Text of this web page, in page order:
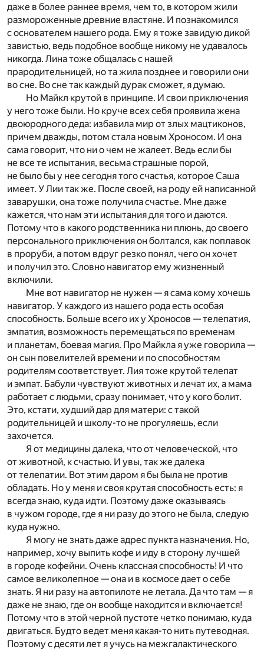
даже в более раннее время, чем то, в котором жили
размороженные древние властяне. И познакомился
с основателем нашего рода. Ему я тоже завидую дикой
завистью, ведь подобное вообще никому не удавалось
никогда. Лина тоже общалась с нашей
прародительницей, но та жила позднее и говорили они
во сне. Во сне так каждый дурак сможет, я думаю.
Но Майкл крутой в принципе. И свои приключения
у него тоже были. Но круче всех себя проявила жена
двоюродного деда: избавила мир от злых мацтиконов,
причем дважды, потом стала новым Хроносом. И она
сама говорит, что ни о чем не жалеет. Ведь если бы
не все те испытания, весьма страшные порой,
не было бы у нее сегодня того счастья, которое Саша
имеет. У Лии так же. После своей, на роду ей написанной
заварушки, она тоже получила счастье. Мне даже
кажется, что нам эти испытания для того и даются.
Потому что в какого родственника ни плюнь, до своего
персонального приключения он болтался, как поплавок
в проруби, а потом вдруг резко понял, чего он хочет
и получил это. Словно навигатор ему жизненный
включили.
Мне вот навигатор не нужен — я сама кому хочешь
навигатор. У каждого из нашего рода есть особая
способность. Больше всего их у Хроносов — телепатия,
эмпатия, возможность перемещаться по временам
и планетам, боевая магия. Про Майкла я уже говорила —
он сын повелителей времени и по способностям
родителям соответствует. Лия тоже крутой телепат
и эмпат. Бабули чувствуют животных и лечат их, а мама
работает с людьми, сразу понимает, что у кого болит.
Это, кстати, худший дар для матери: с такой
родительницей и школу-то не прогуляешь, если
захочется.
Я от медицины далека, что от человеческой, что
от животной, к счастью. И увы, так же далека
от телепатии. Вот этим даром я бы была не против
обладать. Но у меня и своя крутая способность есть: я
всегда знаю, куда идти. Поэтому даже оказываясь
в чужом городе, где я ни разу до этого не была, следую
куда нужно.
Я могу не знать даже адрес пункта назначения. Но,
например, хочу выпить кофе и иду в сторону лучшей
в городе кофейни. Очень классная способность! И что
самое великолепное — она и в космосе дает о себе
знать. Я ни разу на автопилоте не летала. Да что там — я
даже не знаю, где он вообще находится и включается!
Потому что в этой черной пустоте четко понимаю, куда
двигаться. Будто ведет меня какая-то нить путеводная.
Поэтому с десяти лет я учусь на межгалактического